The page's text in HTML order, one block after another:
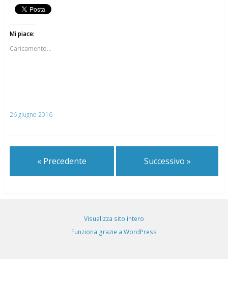
Mi piace:
Caricamento...
26 giugno 2016
« Precedente Successivo »
Visualizza sito intero
Funziona grazie a WordPress